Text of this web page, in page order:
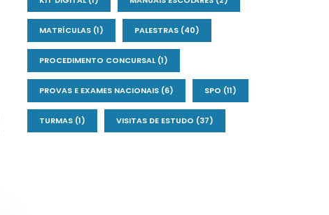
MATRÍCULAS(1) PALESTRAS(40)
PROCEDIMENTO CONCURSAL(1)
PROVAS E EXAMES NACIONAIS(6) SPO (11)
TURMAS(1) VISITAS DE ESTUDO (37)